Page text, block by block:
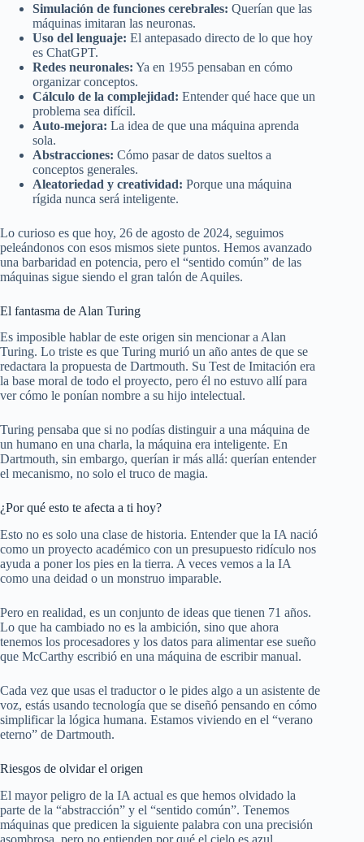
Simulación de funciones cerebrales: Querían que las
máquinas imitaran las neuronas.
Uso del lenguaje: El antepasado directo de lo que hoy
es ChatGPT.
Redes neuronales: Ya en 1955 pensaban en cómo
organizar conceptos.
Cálculo de la complejidad: Entender qué hace que un
problema sea difícil.
Auto-mejora: La idea de que una máquina aprenda
sola.
Abstracciones: Cómo pasar de datos sueltos a
conceptos generales.
Aleatoriedad y creatividad: Porque una máquina
rígida nunca será inteligente.
Lo curioso es que hoy, 26 de agosto de 2024, seguimos
peleándonos con esos mismos siete puntos. Hemos avanzado
una barbaridad en potencia, pero el “sentido común” de las
máquinas sigue siendo el gran talón de Aquiles.
El fantasma de Alan Turing
Es imposible hablar de este origen sin mencionar a Alan
Turing. Lo triste es que Turing murió un año antes de que se
redactara la propuesta de Dartmouth. Su Test de Imitación era
la base moral de todo el proyecto, pero él no estuvo allí para
ver cómo le ponían nombre a su hijo intelectual.
Turing pensaba que si no podías distinguir a una máquina de
un humano en una charla, la máquina era inteligente. En
Dartmouth, sin embargo, querían ir más allá: querían entender
el mecanismo, no solo el truco de magia.
¿Por qué esto te afecta a ti hoy?
Esto no es solo una clase de historia. Entender que la IA nació
como un proyecto académico con un presupuesto ridículo nos
ayuda a poner los pies en la tierra. A veces vemos a la IA
como una deidad o un monstruo imparable.
Pero en realidad, es un conjunto de ideas que tienen 71 años.
Lo que ha cambiado no es la ambición, sino que ahora
tenemos los procesadores y los datos para alimentar ese sueño
que McCarthy escribió en una máquina de escribir manual.
Cada vez que usas el traductor o le pides algo a un asistente de
voz, estás usando tecnología que se diseñó pensando en cómo
simplificar la lógica humana. Estamos viviendo en el “verano
eterno” de Dartmouth.
Riesgos de olvidar el origen
El mayor peligro de la IA actual es que hemos olvidado la
parte de la “abstracción” y el “sentido común”. Tenemos
máquinas que predicen la siguiente palabra con una precisión
asombrosa, pero no entienden por qué el cielo es azul.